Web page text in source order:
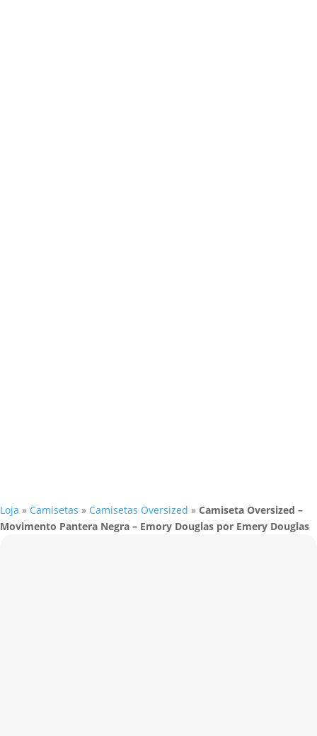
Loja » Camisetas » Camisetas Oversized » Camiseta Oversized –
Movimento Pantera Negra – Emory Douglas por Emery Douglas